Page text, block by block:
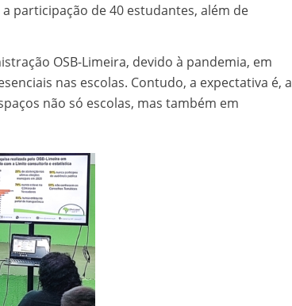
participação de 40 estudantes, além de
OSB-Limeira, devido à pandemia, em
nas escolas. Contudo, a expectativa é, a
não só escolas, mas também em